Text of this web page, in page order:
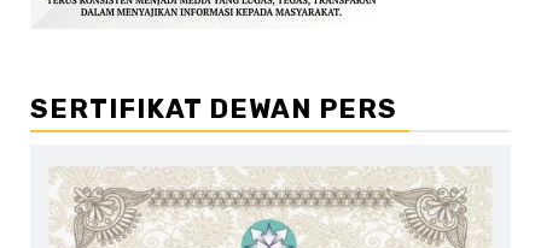
SERTIFIKAT DEWAN PERS